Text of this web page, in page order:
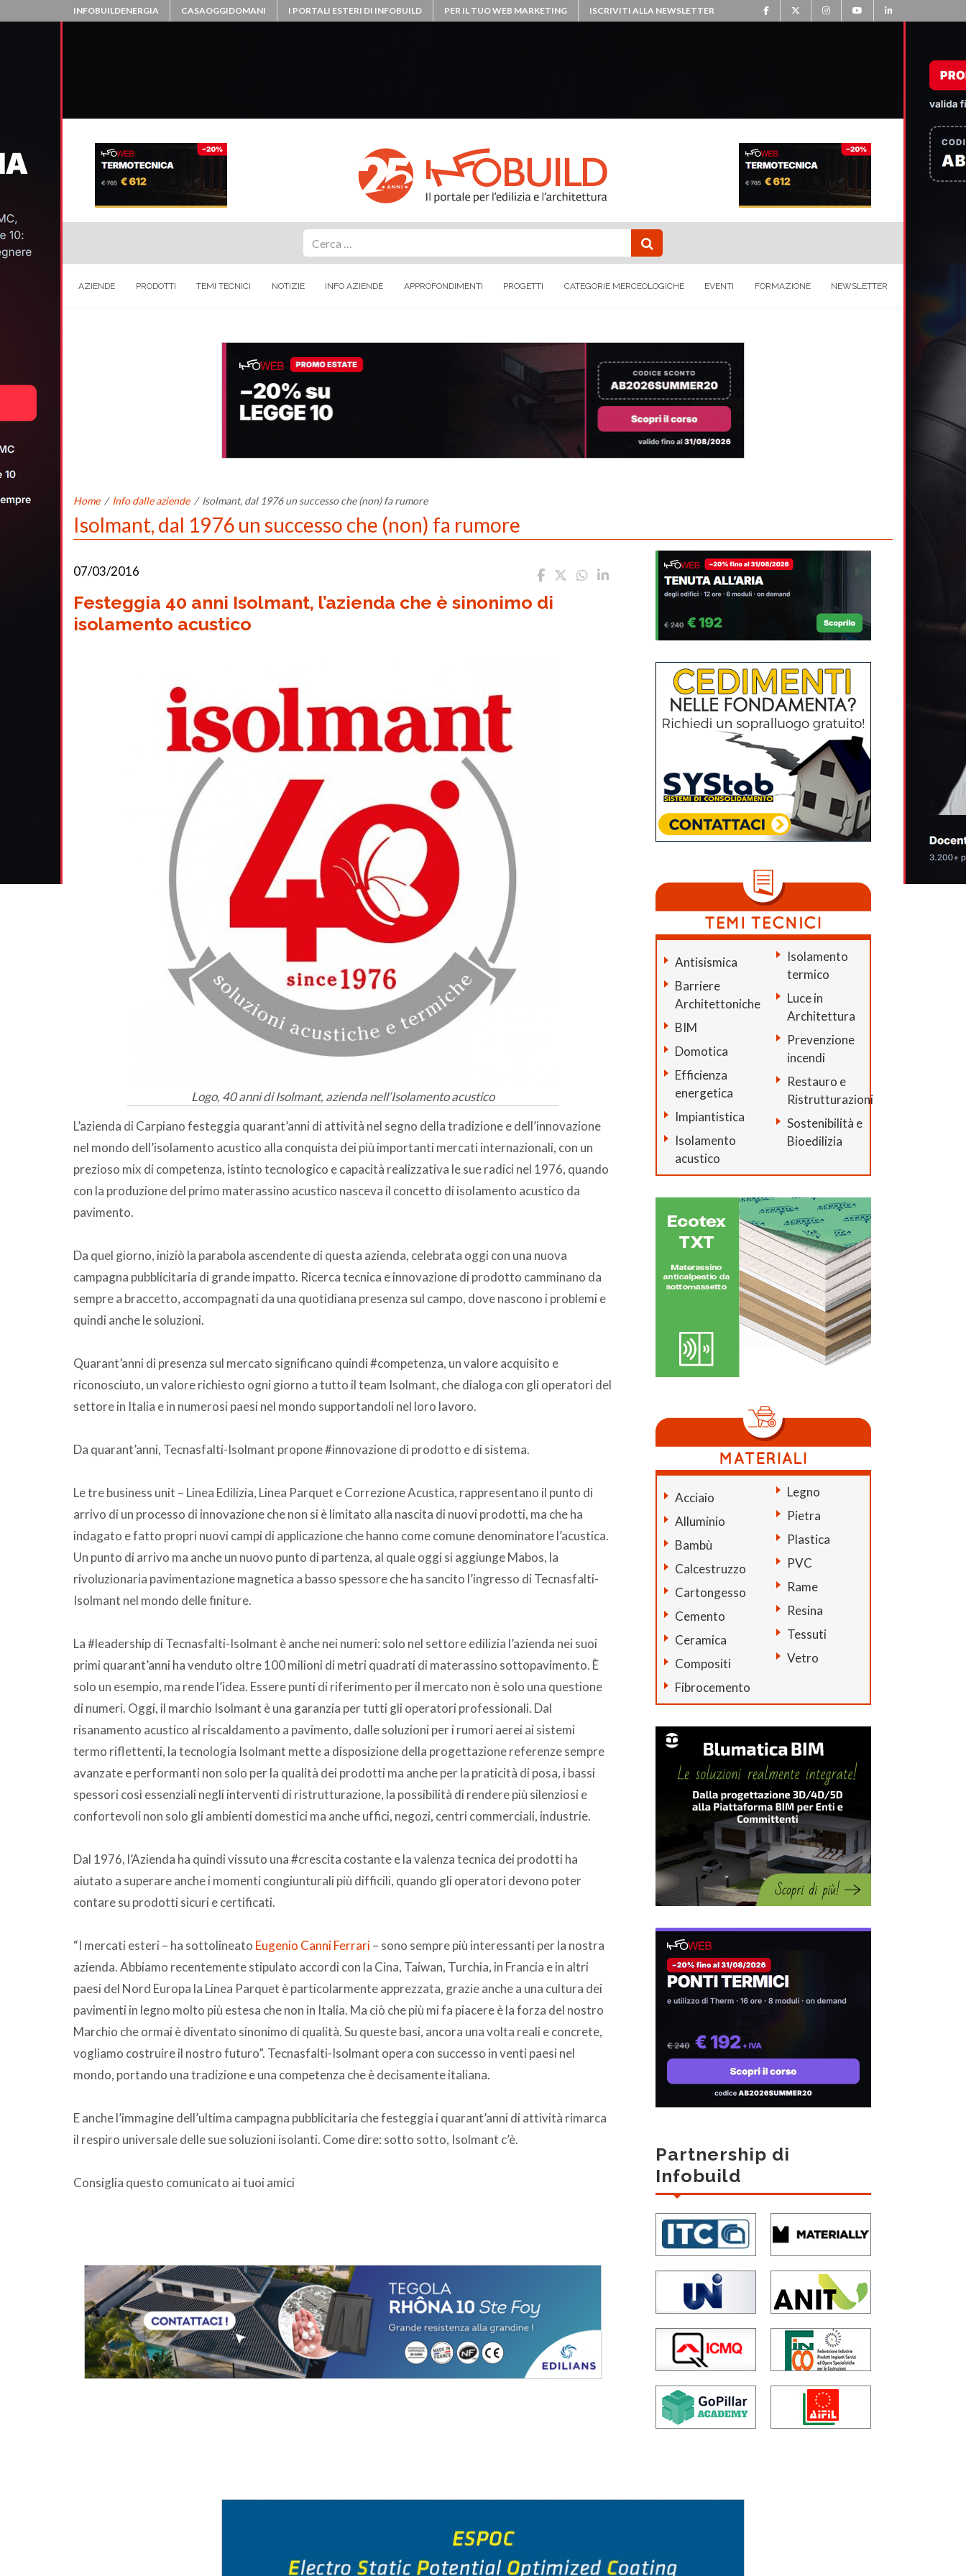
INFOBUILDENERGIA CASAOGGIDOMANI I PORTALI ESTERI DI INFOBUILD PER IL TUO WEB MARKETING ISCRIVITI ALLA NEWSLETTER
AZIENDE PRODOTTI TEMI TECNICI NOTIZIE INFO AZIENDE APPROFONDIMENTI PROGETTI CATEGORIE MERCEOLOGICHE EVENTI FORMAZIONE NEWSLETTER
Home / Info dalle aziende / Isolmant, dal 1976 un successo che (non) fa rumore
Isolmant, dal 1976 un successo che (non) fa rumore
07/03/2016
Festeggia 40 anni Isolmant, l’azienda che è sinonimo di
isolamento acustico
Logo, 40 anni di Isolmant, azienda nell’Isolamento acustico
L’azienda di Carpiano festeggia quarant’anni di attività nel segno della tradizione e dell’innovazione
nel mondo dell’isolamento acustico alla conquista dei più importanti mercati internazionali, con un
prezioso mix di competenza, istinto tecnologico e capacità realizzativa le sue radici nel 1976, quando
con la produzione del primo materassino acustico nasceva il concetto di isolamento acustico da
pavimento.
Da quel giorno, iniziò la parabola ascendente di questa azienda, celebrata oggi con una nuova
campagna pubblicitaria di grande impatto. Ricerca tecnica e innovazione di prodotto camminano da
sempre a braccetto, accompagnati da una quotidiana presenza sul campo, dove nascono i problemi e
quindi anche le soluzioni.
Quarant’anni di presenza sul mercato significano quindi #competenza, un valore acquisito e
riconosciuto, un valore richiesto ogni giorno a tutto il team Isolmant, che dialoga con gli operatori del
settore in Italia e in numerosi paesi nel mondo supportandoli nel loro lavoro.
Da quarant’anni, Tecnasfalti-Isolmant propone #innovazione di prodotto e di sistema.
Le tre business unit – Linea Edilizia, Linea Parquet e Correzione Acustica, rappresentano il punto di
arrivo di un processo di innovazione che non si è limitato alla nascita di nuovi prodotti, ma che ha
indagato e fatto propri nuovi campi di applicazione che hanno come comune denominatore l’acustica.
Un punto di arrivo ma anche un nuovo punto di partenza, al quale oggi si aggiunge Mabos, la
rivoluzionaria pavimentazione magnetica a basso spessore che ha sancito l’ingresso di Tecnasfalti-
Isolmant nel mondo delle finiture.
La #leadership di Tecnasfalti-Isolmant è anche nei numeri: solo nel settore edilizia l’azienda nei suoi
primi quarant’anni ha venduto oltre 100 milioni di metri quadrati di materassino sottopavimento. È
solo un esempio, ma rende l’idea. Essere punti di riferimento per il mercato non è solo una questione
di numeri. Oggi, il marchio Isolmant è una garanzia per tutti gli operatori professionali. Dal
risanamento acustico al riscaldamento a pavimento, dalle soluzioni per i rumori aerei ai sistemi
termo riflettenti, la tecnologia Isolmant mette a disposizione della progettazione referenze sempre
avanzate e performanti non solo per la qualità dei prodotti ma anche per la praticità di posa, i bassi
spessori così essenziali negli interventi di ristrutturazione, la possibilità di rendere più silenziosi e
confortevoli non solo gli ambienti domestici ma anche uffici, negozi, centri commerciali, industrie.
Dal 1976, l’Azienda ha quindi vissuto una #crescita costante e la valenza tecnica dei prodotti ha
aiutato a superare anche i momenti congiunturali più difficili, quando gli operatori devono poter
contare su prodotti sicuri e certificati.
“I mercati esteri – ha sottolineato Eugenio Canni Ferrari– sono sempre più interessanti per la nostra
azienda. Abbiamo recentemente stipulato accordi con la Cina, Taiwan, Turchia, in Francia e in altri
paesi del Nord Europa la Linea Parquet è particolarmente apprezzata, grazie anche a una cultura dei
pavimenti in legno molto più estesa che non in Italia. Ma ciò che più mi fa piacere è la forza del nostro
Marchio che ormai è diventato sinonimo di qualità. Su queste basi, ancora una volta reali e concrete,
vogliamo costruire il nostro futuro”. Tecnasfalti-Isolmant opera con successo in venti paesi nel
mondo, portando una tradizione e una competenza che è decisamente italiana.
E anche l’immagine dell’ultima campagna pubblicitaria che festeggia i quarant’anni di attività rimarca
il respiro universale delle sue soluzioni isolanti. Come dire: sotto sotto, Isolmant c’è.
Consiglia questo comunicato ai tuoi amici
Antisismica
Barriere
Architettoniche
BIM
Domotica
Efficienza
energetica
Impiantistica
Isolamento
acustico
Isolamento
termico
Luce in
Architettura
Prevenzione
incendi
Restauro e
Ristrutturazioni
Sostenibilità e
Bioedilizia
Acciaio
Alluminio
Bambù
Calcestruzzo
Cartongesso
Cemento
Ceramica
Compositi
Fibrocemento
Legno
Pietra
Plastica
PVC
Rame
Resina
Tessuti
Vetro
Partnership di
Infobuild